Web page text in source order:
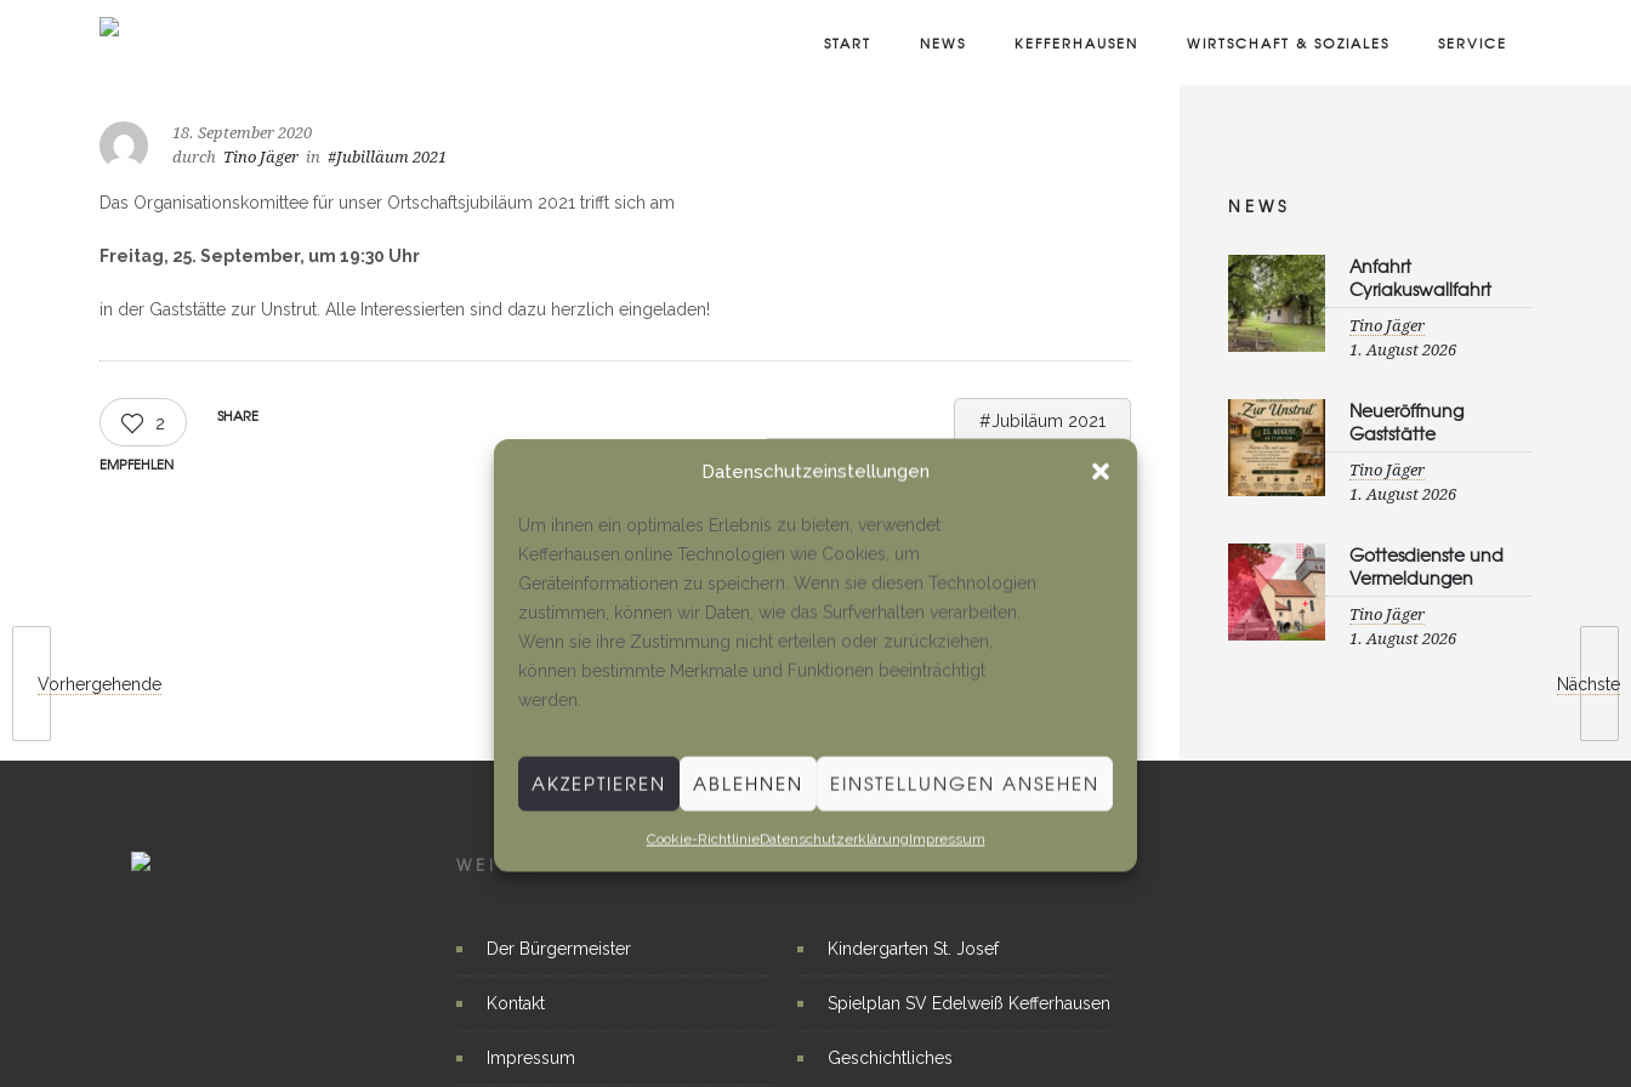
Datenschutzeinstellungen
Um ihnen ein optimales Erlebnis zu bieten, verwendet
Kefferhausen.online Technologien wie Cookies, um
Geräteinformationen zu speichern. Wenn sie diesen Technologien
zustimmen, können wir Daten, wie das Surfverhalten verarbeiten.
Wenn sie ihre Zustimmung nicht erteilen oder zurückziehen,
können bestimmte Merkmale und Funktionen beeinträchtigt
werden.
AKZEPTIEREN ABLEHNEN EINSTELLUNGEN ANSEHEN
Cookie-RichtlinieDatenschutzerklärungImpressum
START NEWS KEFFERHAUSEN WIRTSCHAFT & SOZIALES SERVICE
Vorhergehende Nächste
18. September 2020
durch Tino Jäger in #Jubilläum 2021
Das Organisationskomittee für unser Ortschaftsjubiläum 2021 trifft sich am
Freitag, 25. September, um 19:30 Uhr
in der Gaststätte zur Unstrut. Alle Interessierten sind dazu herzlich eingeladen!
2
EMPFEHLEN
SHARE #Jubiläum 2021
GETAGGED IN
NEWS
Anfahrt
Cyriakuswallfahrt
Tino Jäger
1. August 2026
Neueröffnung
Gaststätte
Tino Jäger
1. August 2026
Gottesdienste und
Vermeldungen
Tino Jäger
1. August 2026
WEITERE LINKS
Der Bürgermeister
Kontakt
Impressum
Kindergarten St. Josef
Spielplan SV Edelweiß Kefferhausen
Geschichtliches